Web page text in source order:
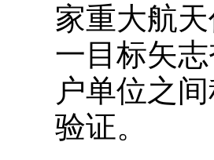
家重大航
一目标矢
户单位之
验证。